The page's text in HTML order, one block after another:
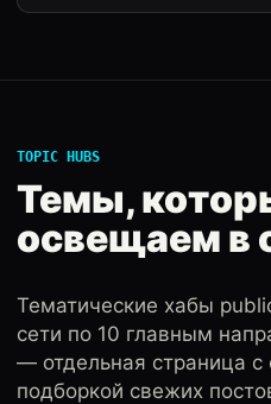
TOPIC HUBS
Темы,
освещаем в
Тематические хабы
сети по 10 главным
— отдельная страница с
подборкой свежих